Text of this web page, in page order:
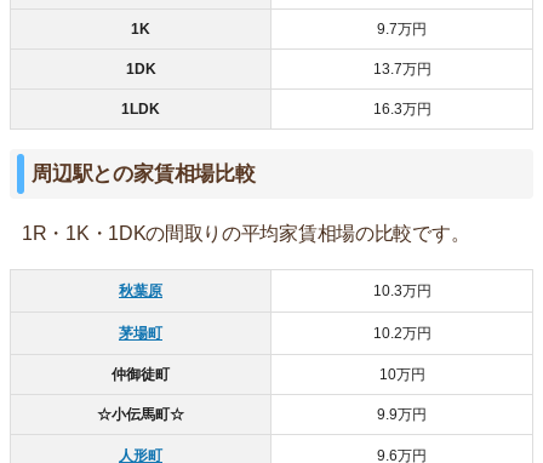
1K 9.7万円
1DK 13.7万円
1LDK 16.3万円
周辺駅との家賃相場比較
1R・1K・1DKの間取りの平均家賃相場の比較です。
秋葉原 10.3万円
茅場町 10.2万円
仲御徒町 10万円
☆小伝馬町☆ 9.9万円
人形町 9.6万円